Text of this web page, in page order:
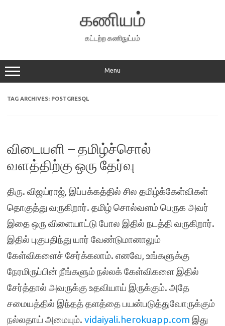
கணியம்
கட்டற்ற கணிநுட்பம்
Menu
TAG ARCHIVES: POSTGRESQL
விடையளி – தமிழ்ச்சொல்
வளத்திற்கு ஒரு தேர்வு
திரு. விஜய்ராஜ், இப்பக்கத்தில் சில தமிழ்க்கேள்விகள்
தொகுத்து வருகிறார். தமிழ் சொல்வளம் பெருக அவர்
இதை ஒரு விளையாட்டு போல இதில் நடத்தி வருகிறார்.
இதில் புகுபதிந்து யார் வேண்டுமானாலும்
கேள்விகளைச் சேர்க்கலாம். எனவே, உங்களுக்கு
நேரமிருப்பின் நீங்களும் நல்லக் கேள்விகளை இதில்
சேர்த்தால் அவருக்கு உதவியாய் இருக்கும். அதே
சமையத்தில் இந்தத் தளத்தை பயன்படுத்துவோருக்கும்
நல்லதாய் அமையும். vidaiyali.herokuapp.com இது